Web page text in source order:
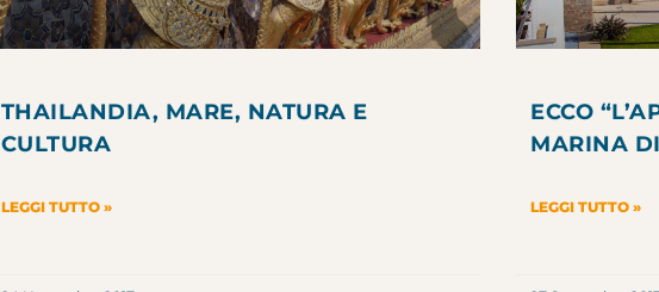
THAILANDIA, MARE, NATURA E
CULTURA
LEGGI TUTTO »
ECCO
MARINA
LEGGI TUTTO »